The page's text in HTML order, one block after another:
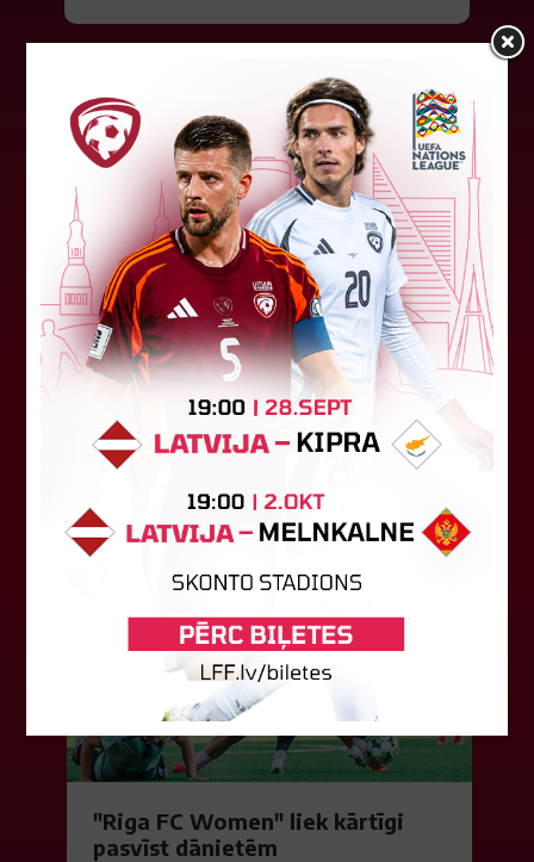
Jūlijā par labāko "LuckyBet" SFL
atzīta Keita Zviedre
Par "LuckyBet" Sieviešu futbola līgas jūnija
labāko spēlētāju atzīta FS "Metta" spēlētāja
Keita Zviedre. Uzvarētāja tika noskaidrota
balsojumā, kurā tika apkopotas...
06. augusts 2026.
"Riga FC Women" liek kārtīgi
pasvīst dānietēm